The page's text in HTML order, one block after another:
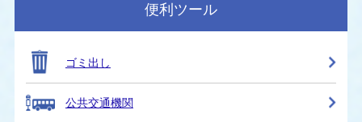
便利ツール
ゴミ出し
公共交通機関